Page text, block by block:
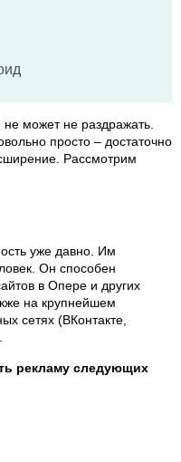
может не раздражать.
просто – достаточно
Рассмотрим
уже давно. Им
Он способен
в Опере и других
на крупнейшем
сетях (ВКонтакте,
рекламу следующих